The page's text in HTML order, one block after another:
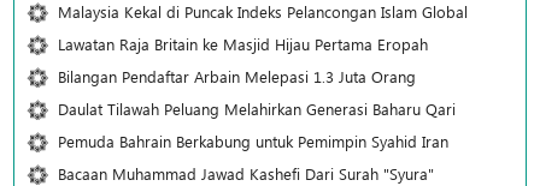
Malaysia Kekal di Puncak Indeks Pelancongan Islam Global
Lawatan Raja Britain ke Masjid Hijau Pertama Eropah
Bilangan Pendaftar Arbain Melepasi 1.3 Juta Orang
Daulat Tilawah Peluang Melahirkan Generasi Baharu Qari
Pemuda Bahrain Berkabung untuk Pemimpin Syahid Iran
Bacaan Muhammad Jawad Kashefi Dari Surah "Syura"